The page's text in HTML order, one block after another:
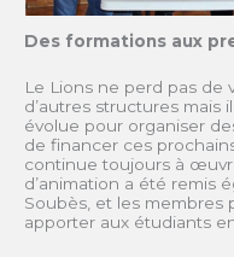
Des formations aux
Le Lions ne perd pas de
d’autres structures mais
évolue pour organiser
de financer ces
continue toujours à
d’animation a été remis
Soubès, et les membres
apporter aux étudiants